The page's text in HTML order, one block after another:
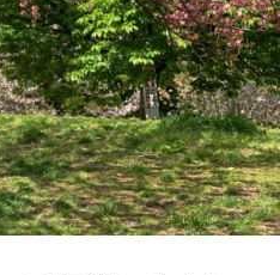
くる、学びの教科書。」
ーツ予想図 2026」
掴む 新・開運術。」
がいれば、幸せ」